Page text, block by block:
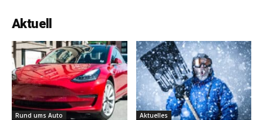
Aktuell
Rund ums Auto Aktuelles